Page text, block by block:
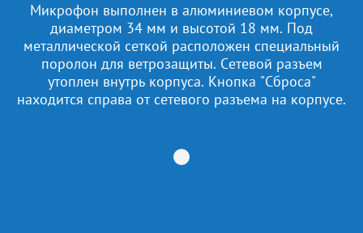
Микрофон выполнен в алюминиевом корпусе,
диаметром 34 мм и высотой 18 мм. Под
металлической сеткой расположен специальный
поролон для ветрозащиты. Сетевой разъем
утоплен внутрь корпуса. Кнопка "Сброса"
находится справа от сетевого разъема на корпусе.